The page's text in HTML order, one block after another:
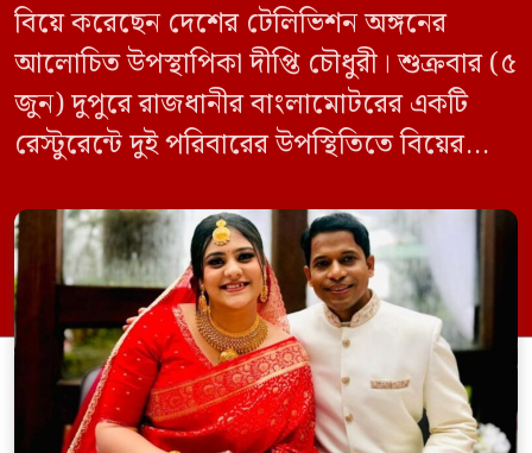
বিয়ে করেছেন দেশের টেলিভিশন অঙ্গনের
আলোচিত উপস্থাপিকা দীপ্তি চৌধুরী। শুক্রবার (৫
জুন) দুপুরে রাজধানীর বাংলামোটরের একটি
রেস্টুরেন্টে দুই পরিবারের উপস্থিতিতে বিয়ের
মুশতাক ইবনে আইয়ুব। তিনি ঢাকা বিশ্ববিদ্যালয়ের
শিক্ষক। খবরটির সত্যতা নিশ্চিত করে দীপ্তি
চৌধুরী গণমাধ্যমকে বলেন, ‘আজকে আমাদের
আকদ সম্পন্ন হয়েছে। পরবর্তীতে বড় পরিসরে
ধুমধাম আয়োজনে বিবাহোত্তর সংবর্ধনার
আয়োজন […]